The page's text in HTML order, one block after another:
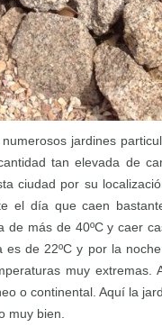
jardines
tan elevada de
ciudad por su
el día que caen
más de 40ºC y caer
de 22ºC y por la
muy
o continental. Aquí la
muy bien.